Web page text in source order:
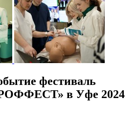
фестиваль
в Уфе 2024